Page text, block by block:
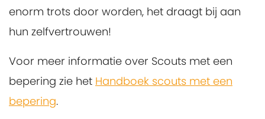
enorm trots door worden, het draagt bij aan
hun zelfvertrouwen!
Voor meer informatie over Scouts met een
bepering zie het Handboek scouts met een
bepering.